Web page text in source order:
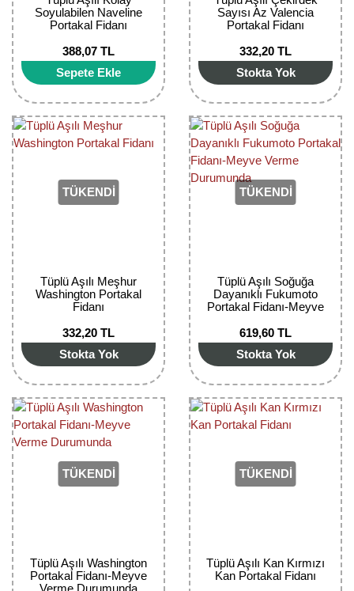
Soyulabilen Naveline
Portakal Fidanı
388,07 TL
Sepete Ekle
Sayısı Az Valencia
Portakal Fidanı
332,20 TL
Stokta Yok
TÜKENDİ
Tüplü Aşılı Meşhur
Washington Portakal
Fidanı
332,20 TL
Stokta Yok
TÜKENDİ
Tüplü Aşılı Soğuğa
Dayanıklı Fukumoto
Portakal Fidanı-Meyve
619,60 TL
Stokta Yok
TÜKENDİ
Tüplü Aşılı Washington
Portakal Fidanı-Meyve
Verme Durumunda
TÜKENDİ
Tüplü Aşılı Kan Kırmızı
Kan Portakal Fidanı